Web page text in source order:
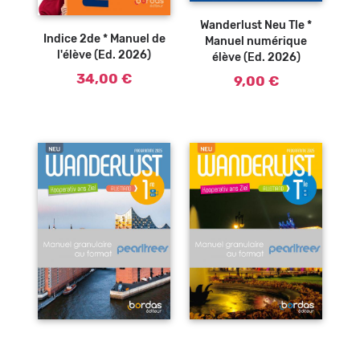
Ajouter au
Indice 2de * Manuel de
l'élève (Ed. 2026)
34,00 €
Wanderlust Neu Tle *
Manuel numérique
élève (Ed. 2026)
9,00 €